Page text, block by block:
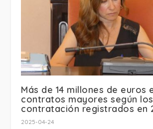
Más de 14 millones de euros
contratos mayores según
contratación registrados en
2025-04-24